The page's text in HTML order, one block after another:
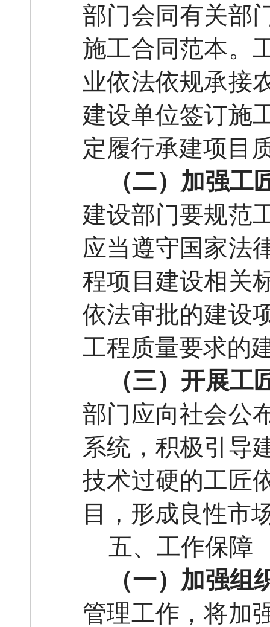
部门会同有关部
施工合同范本。
业依法依规承接
建设单位签订施
定履行承建项目
（二）加强工
建设部门要规范
应当遵守国家法
程项目建设相关
依法审批的建设
工程质量要求的
（三）开展工
部门应向社会公
系统，积极引导
技术过硬的工匠
目，形成良性市
五、工作保障
（一）加强组
管理工作，将加